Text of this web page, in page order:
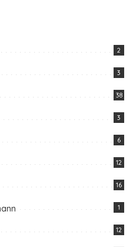
2
3
38
3
6
12
16
1
12